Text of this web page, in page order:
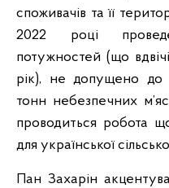
споживачів та її
2022 році
потужностей (що
рік), не допущено до
тонн небезпечних
проводиться робота
для української
Пан Захарін